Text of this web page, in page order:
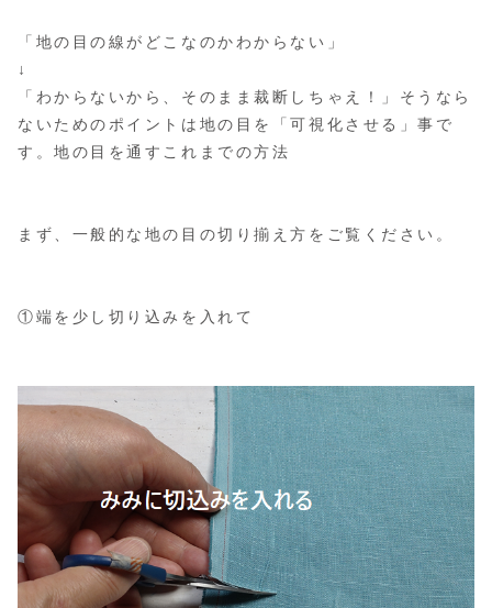
「地の目の線がどこなのかわからない」
↓
「わからないから、そのまま裁断しちゃえ！」 そうなら
ないためのポイントは地の目を「可視化させる」事で
す。地の目を通すこれまでの方法
まず、一般的な地の目の切り揃え方をご覧ください。
①端を少し切り込みを入れて